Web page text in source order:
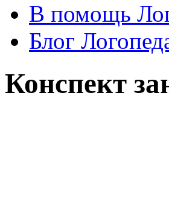
В помощь
Блог
Конспект